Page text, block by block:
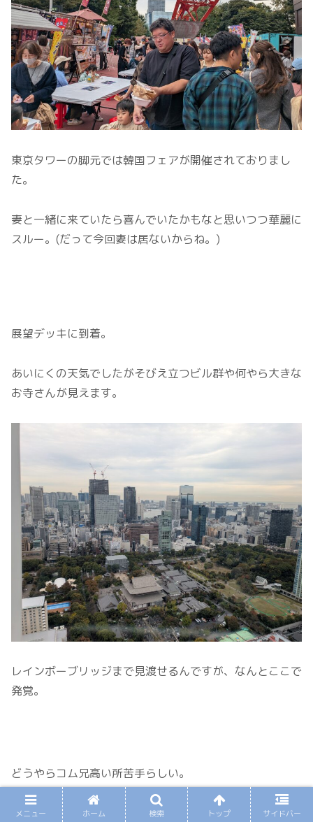
東京タワーの脚元では韓国フェアが開催されておりまし
た。
妻と一緒に来ていたら喜んでいたかもなと思いつつ華麗に
スルー。(だって今回妻は居ないからね。)
展望デッキに到着。
あいにくの天気でしたがそびえ立つビル群や何やら大きな
お寺さんが見えます。
レインボーブリッジまで見渡せるんですが、なんとここで
発覚。
どうやらコム兄高い所苦手らしい。
遠くを見てる分には何ともないんだけど、
メニュー ホーム 検索 トップ サイドバー